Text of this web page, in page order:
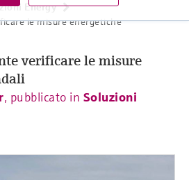
Energy
le misure energetiche
verificare le misure
, pubblicato in Soluzioni